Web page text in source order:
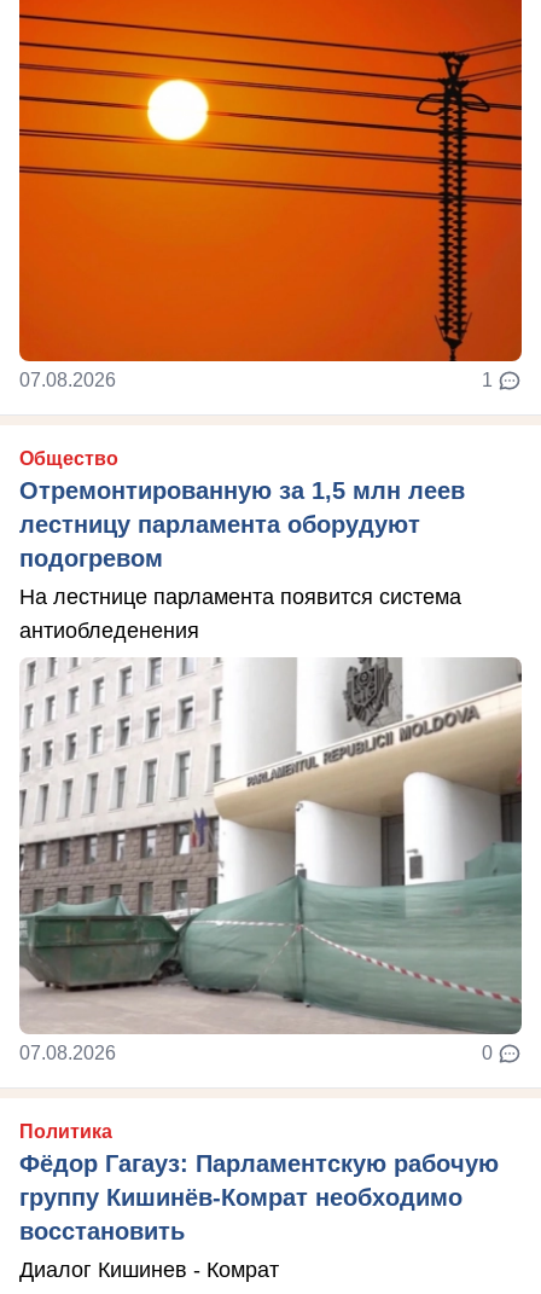
07.08.2026 1
Общество
Отремонтированную за 1,5 млн леев
лестницу парламента оборудуют
подогревом
На лестнице парламента появится система
антиобледенения
07.08.2026 0
Политика
Фёдор Гагауз: Парламентскую рабочую
группу Кишинёв-Комрат необходимо
восстановить
Диалог Кишинев - Комрат